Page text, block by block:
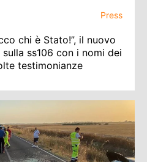
Press
chi è Stato!”, il nuovo
ss106 con i nomi dei
testimonianze